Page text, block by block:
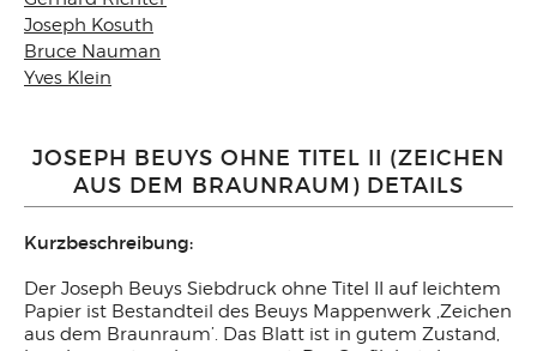
Joseph Kosuth
Bruce Nauman
Yves Klein
JOSEPH BEUYS OHNE TITEL II (ZEICHEN
AUS DEM BRAUNRAUM) DETAILS
Kurzbeschreibung:
Der Joseph Beuys Siebdruck ohne Titel II auf leichtem
Papier ist Bestandteil des Beuys Mappenwerk ‚Zeichen
aus dem Braunraum’. Das Blatt ist in gutem Zustand,